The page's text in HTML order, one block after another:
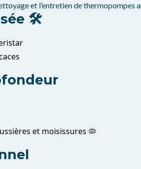
et l’entretien de
🛠️
et moisissures 🦠